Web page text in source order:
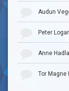
Audun
Peter
Anne
Tor Magne